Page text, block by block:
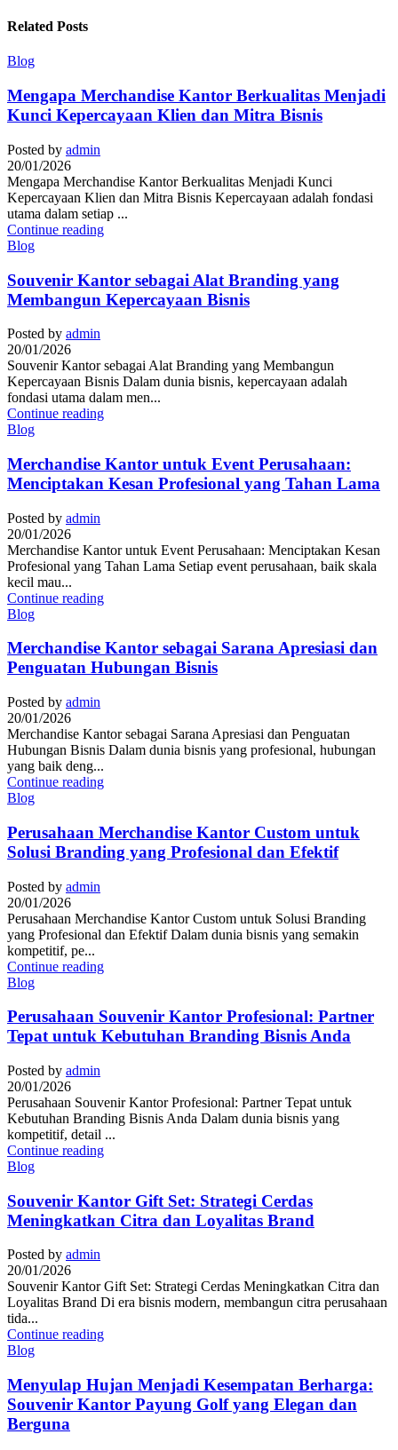
Related Posts
Blog
Mengapa Merchandise Kantor Berkualitas Menjadi
Kunci Kepercayaan Klien dan Mitra Bisnis
Posted by admin
20/01/2026
Mengapa Merchandise Kantor Berkualitas Menjadi Kunci
Kepercayaan Klien dan Mitra Bisnis Kepercayaan adalah fondasi
utama dalam setiap ...
Continue reading
Blog
Souvenir Kantor sebagai Alat Branding yang
Membangun Kepercayaan Bisnis
Posted by admin
20/01/2026
Souvenir Kantor sebagai Alat Branding yang Membangun
Kepercayaan Bisnis Dalam dunia bisnis, kepercayaan adalah
fondasi utama dalam men...
Continue reading
Blog
Merchandise Kantor untuk Event Perusahaan:
Menciptakan Kesan Profesional yang Tahan Lama
Posted by admin
20/01/2026
Merchandise Kantor untuk Event Perusahaan: Menciptakan Kesan
Profesional yang Tahan Lama Setiap event perusahaan, baik skala
kecil mau...
Continue reading
Blog
Merchandise Kantor sebagai Sarana Apresiasi dan
Penguatan Hubungan Bisnis
Posted by admin
20/01/2026
Merchandise Kantor sebagai Sarana Apresiasi dan Penguatan
Hubungan Bisnis Dalam dunia bisnis yang profesional, hubungan
yang baik deng...
Continue reading
Blog
Perusahaan Merchandise Kantor Custom untuk
Solusi Branding yang Profesional dan Efektif
Posted by admin
20/01/2026
Perusahaan Merchandise Kantor Custom untuk Solusi Branding
yang Profesional dan Efektif Dalam dunia bisnis yang semakin
kompetitif, pe...
Continue reading
Blog
Perusahaan Souvenir Kantor Profesional: Partner
Tepat untuk Kebutuhan Branding Bisnis Anda
Posted by admin
20/01/2026
Perusahaan Souvenir Kantor Profesional: Partner Tepat untuk
Kebutuhan Branding Bisnis Anda Dalam dunia bisnis yang
kompetitif, detail ...
Continue reading
Blog
Souvenir Kantor Gift Set: Strategi Cerdas
Meningkatkan Citra dan Loyalitas Brand
Posted by admin
20/01/2026
Souvenir Kantor Gift Set: Strategi Cerdas Meningkatkan Citra dan
Loyalitas Brand Di era bisnis modern, membangun citra perusahaan
tida...
Continue reading
Blog
Menyulap Hujan Menjadi Kesempatan Berharga:
Souvenir Kantor Payung Golf yang Elegan dan
Berguna